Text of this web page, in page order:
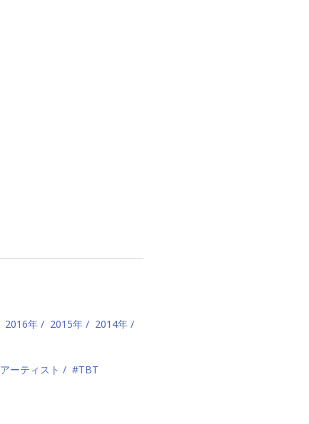
2016年 2015年
2014年
アーティスト #TBT